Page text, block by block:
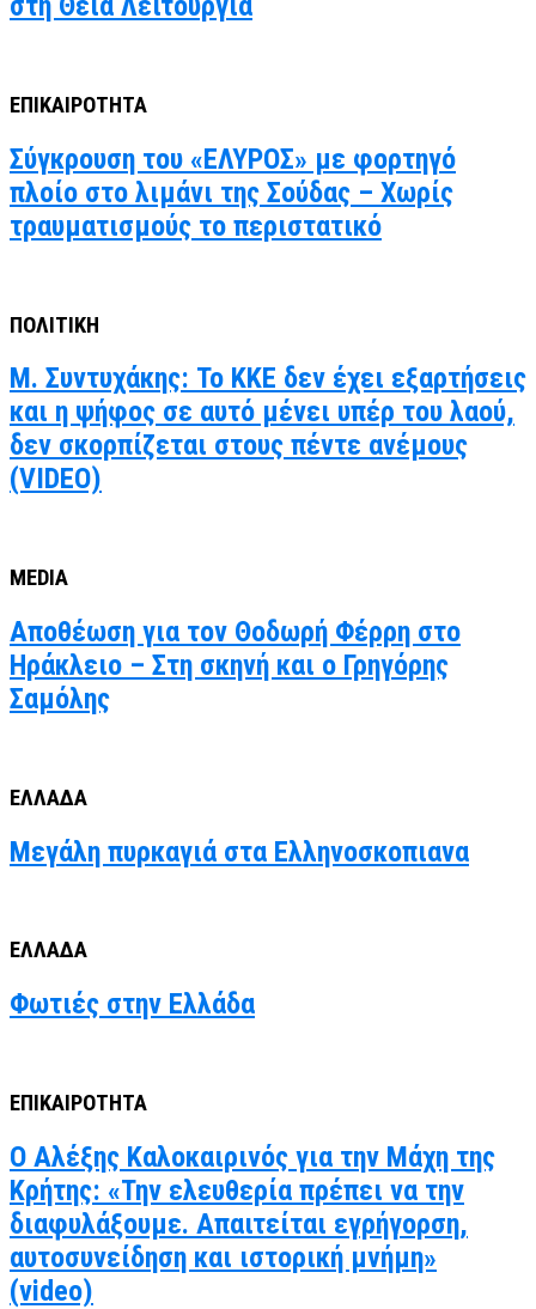
ΕΠΙΚΑΙΡΟΤΗΤΑ
Σύγκρουση του «ΕΛΥΡΟΣ» με φορτηγό
πλοίο στο λιμάνι της Σούδας – Χωρίς
τραυματισμούς το περιστατικό
ΠΟΛΙΤΙΚΗ
Μ. Συντυχάκης: Το ΚΚΕ δεν έχει εξαρτήσεις
και η ψήφος σε αυτό μένει υπέρ του λαού,
δεν σκορπίζεται στους πέντε ανέμους
(VIDEO)
MEDIA
Αποθέωση για τον Θοδωρή Φέρρη στο
Ηράκλειο – Στη σκηνή και ο Γρηγόρης
Σαμόλης
ΕΛΛΑΔΑ
Μεγάλη πυρκαγιά στα Ελληνοσκοπιανα
ΕΛΛΑΔΑ
Φωτιές στην Ελλάδα
ΕΠΙΚΑΙΡΟΤΗΤΑ
Ο Αλέξης Καλοκαιρινός για την Μάχη της
Κρήτης: «Την ελευθερία πρέπει να την
διαφυλάξουμε. Απαιτείται εγρήγορση,
αυτοσυνείδηση και ιστορική μνήμη»
(video)